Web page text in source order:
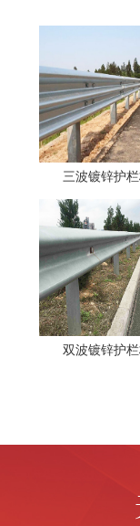
三波镀锌护栏
双波镀锌护栏